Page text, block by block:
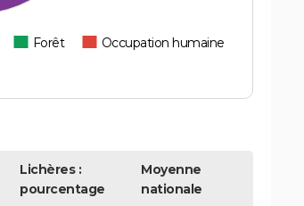
Forêt
Occupation humaine
Lichères :
pourcentage
Moyenne
nationale